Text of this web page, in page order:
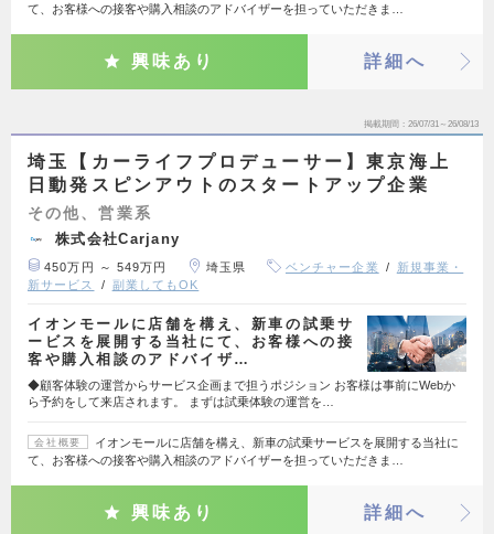
て、お客様への接客や購入相談のアドバイザーを担っていただきま…
興味あり 詳細へ
掲載期間 26/07/31～26/08/13
埼玉【カーライフプロデューサー】東京海上
日動発スピンアウトのスタートアップ企業
その他、営業系
株式会社Carjany
450万円 ～ 549万円 埼玉県 ベンチャー企業
新規事業・
新サービス
副業してもOK
イオンモールに店舗を構え、新車の試乗サ
ービスを展開する当社にて、お客様への接
客や購入相談のアドバイザ…
◆顧客体験の運営からサービス企画まで担うポジション お客様は事前にWebか
ら予約をして来店されます。 まずは試乗体験の運営を…
会社概要
イオンモールに店舗を構え、新車の試乗サービスを展開する当社に
て、お客様への接客や購入相談のアドバイザーを担っていただきま…
興味あり 詳細へ